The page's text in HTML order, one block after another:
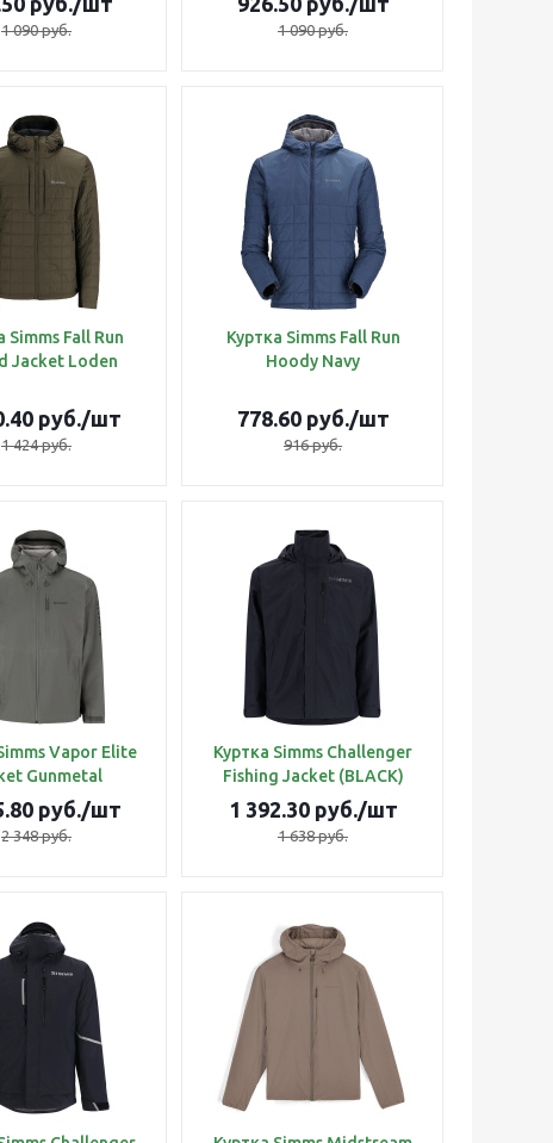
1 090руб. 1 090руб.
Simms Fall Run
Jacket Loden
руб./шт
1 424руб.
Куртка Simms Fall Run
Hoody Navy
778.60руб./шт
916руб.
Vapor Elite
Gunmetal
руб./шт
2 348руб.
Куртка Simms Challenger
Fishing Jacket (BLACK)
1 392.30руб./шт
1 638руб.